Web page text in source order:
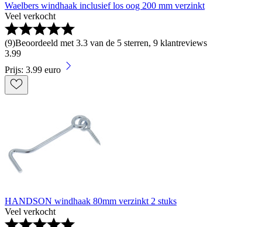
Waelbers windhaak inclusief los oog 200 mm verzinkt
Veel verkocht
(9)Beoordeeld met 3.3 van de 5 sterren, 9 klantreviews
3.99
Prijs: 3.99 euro
HANDSON windhaak 80mm verzinkt 2 stuks
Veel verkocht